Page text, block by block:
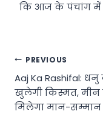
कि आज के पंचांग में
Post
PREVIOUS
Aaj Ka Rashifal: धनु
खुलेगी किस्मत, मीन
मिलेगा मान-सम्मान